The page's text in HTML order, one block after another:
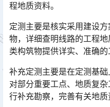
程地质资料。
定测主要是核实采用建设
物，详细查明线路的工程
类构筑物提供详实、准确的
补充定测主要是在定测基础
对部分重要工点、地质复
行补充勘察，完善有关地质